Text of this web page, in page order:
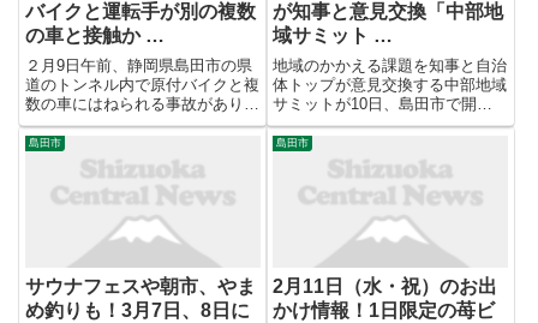
バイクと運転手が別の複数
の車と接触か …
２月9日午前、静岡県島田市の県
道のトンネル内で原付バイクと複
数の車にはねられる事故があり、
原付バイクの運転手が死亡しまし
た。 【写真を見る】事故があっ
た島田市身成の新鍋島トンネル
この事故をめぐり警察は、現場か
ら逃げた車を運転していた人物
が知事と意見交換「中部地
域サミット …
地域のかかえる課題を知事と自治
体トップが意見交換する中部地域
サミットが10日、島田市で開か
れました。 中部地域サミットに
は静岡県中部5市2町のトップが
参加し、持続可能な公共交通や静
岡空港の活性化、竜巻への対応な
どの課題が提起されました。
島田市
サウナフェスや朝市、やま
め釣りも！3月7日、8日に
島田市
2月11日（水・祝）のお出
かけ情報！1日限定の苺ビ